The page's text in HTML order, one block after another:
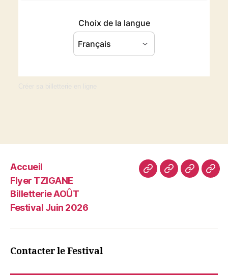
Créer sa billetterie en ligne
Accueil
Flyer TZIGANE
Billetterie AOÛT
Festival Juin 2026
AccueilFlyerBilletterie
Contacter le Festival